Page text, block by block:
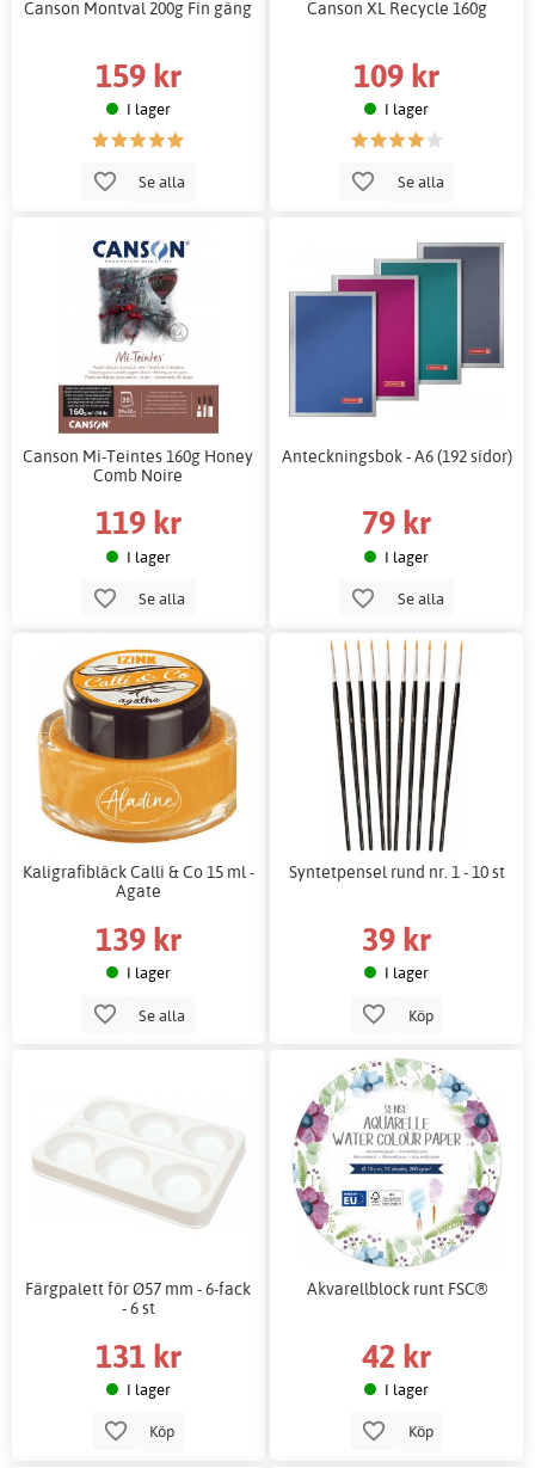
Canson Montval 200g Fin gäng
159 kr
I lager
Se alla
Canson XL Recycle 160g
109 kr
I lager
Se alla
Canson Mi-Teintes 160g Honey
Comb Noire
119 kr
I lager
Se alla
Anteckningsbok - A6 (192 sidor)
79 kr
I lager
Se alla
Kaligrafibläck Calli & Co 15 ml -
Agate
139 kr
I lager
Se alla
Syntetpensel rund nr. 1 - 10 st
39 kr
I lager
Köp
Färgpalett för Ø57 mm - 6-fack
- 6 st
131 kr
I lager
Köp
Akvarellblock runt FSC®
42 kr
I lager
Köp